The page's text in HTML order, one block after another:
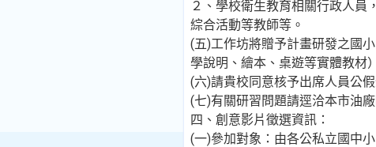
２、學校衛生教育相關行政人員
綜合活動等教師等。
(五)工作坊將贈予計畫研發之國
學說明、繪本、桌遊等實體教材
(六)請貴校同意核予出席人員公假
(七)有關研習問題請逕洽本市油
四、創意影片徵選資訊：
(一)參加對象：由各公私立國中